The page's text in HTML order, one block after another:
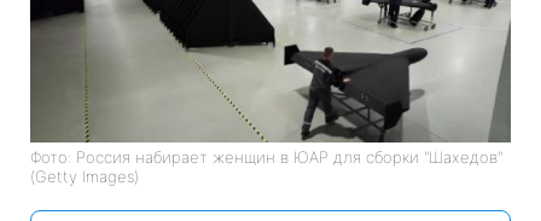
Фото: Россия набирает женщин в ЮАР для сборки "Шахедов"
(Getty Images)